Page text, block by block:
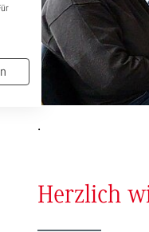
.
Herzlich